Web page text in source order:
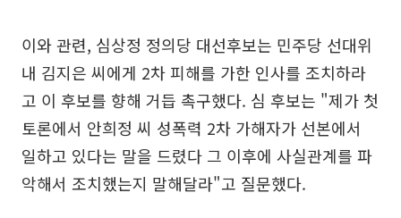
이와 관련, 심상정 정의당 대선후보는 민주당 선대위
내 김지은 씨에게 2차 피해를 가한 인사를 조치하라
고 이 후보를 향해 거듭 촉구했다. 심 후보는 "제가 첫
토론에서 안희정 씨 성폭력 2차 가해자가 선본에서
일하고 있다는 말을 드렸다 그 이후에 사실관계를 파
악해서 조치했는지 말해달라"고 질문했다.